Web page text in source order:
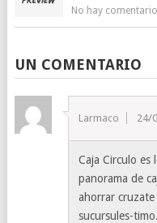
No hay
UN COMENTARIO
Larmaco 24/
Caja Circulo es
panorama de
ahorrar cruzate
sucursules-timo.